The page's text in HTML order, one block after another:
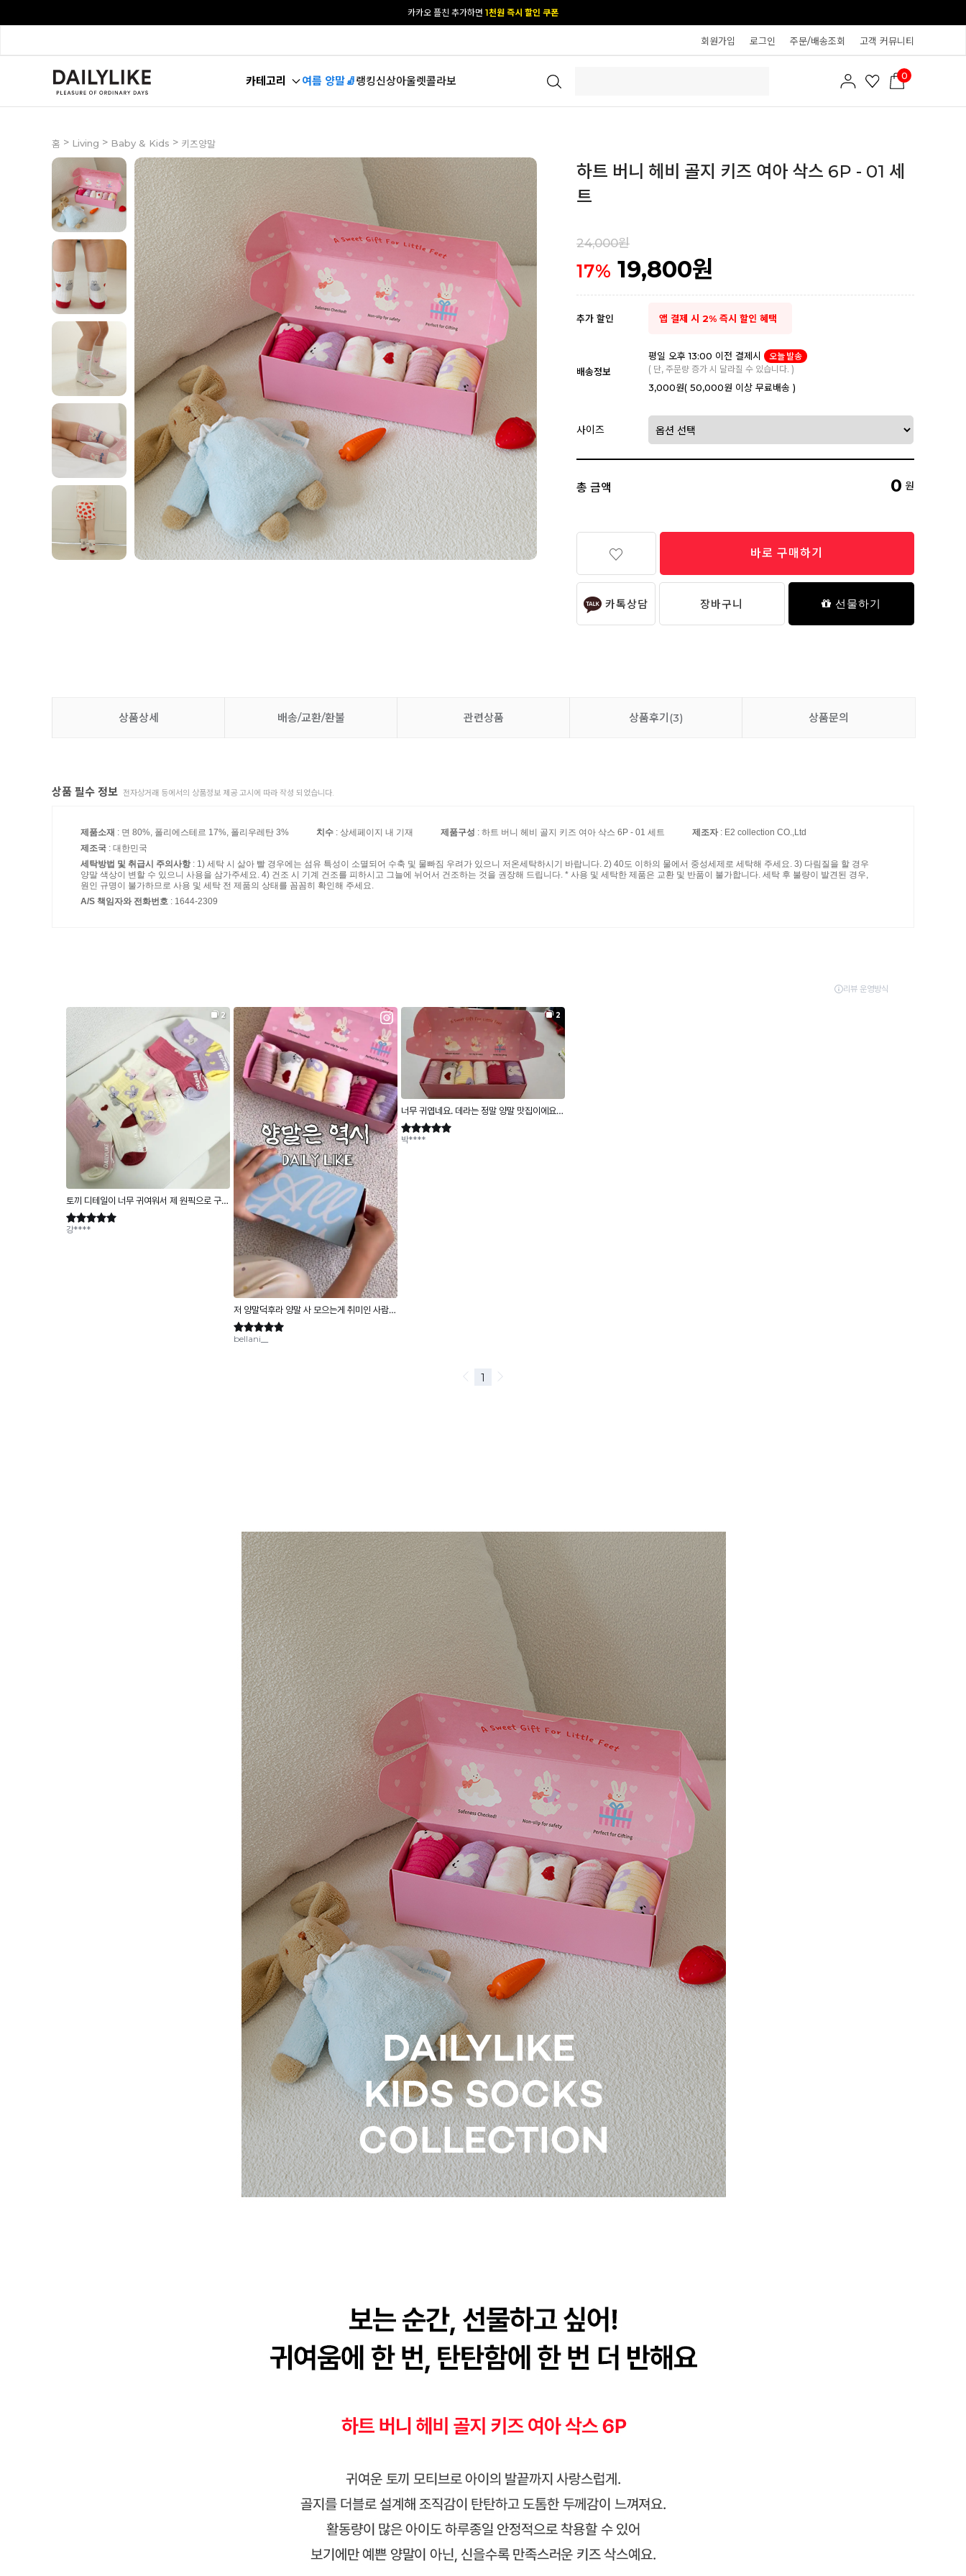
[공식몰 단독] 앱 다운받고2% 결제 할인 받기
회원가입 로그인 주문/배송조회 고객 커뮤니티
카테고리 여름 양말🧦랭킹신상아울렛콜라보 0
홈 > Living > Baby & Kids > 키즈양말
하트 버니 헤비 골지 키즈 여아 삭스 6P - 01 세
트
24,000원
17% 19,800원
추가 할인 앱 결제 시 2% 즉시 할인 혜택
배송정보
평일 오후 13:00 이전 결제시
오늘 발송
( 단, 주문량 증가 시 달라질 수 있습니다. )
3,000원( 50,000원 이상 무료배송 )
사이즈
총 금액 0 원
바로 구매하기
카톡상담 장바구니 선물하기
상품상세 배송/교환/환불 관련상품 상품후기(3) 상품문의
상품 필수 정보 전자상거래 등에서의 상품정보 제공 고시에 따라 작성 되었습니다.
제품소재 : 면 80%, 폴리에스테르 17%, 폴리우레탄 3% 치수 : 상세페이지 내 기재 제품구성 : 하트 버니 헤비 골지 키즈 여아 삭스 6P - 01 세트 제조자: E2 collection CO.,Ltd
제조국 : 대한민국
세탁방법 및 취급시 주의사항: 1) 세탁 시 삶아 빨 경우에는 섬유 특성이 소멸되어 수축 및 물빠짐 우려가 있으니 저온세탁하시기 바랍니다. 2) 40도 이하의 물에서 중성세제로 세탁해 주세요. 3) 다림질을 할 경우
양말 색상이 변할 수 있으니 사용을 삼가주세요. 4) 건조 시 기계 건조를 피하시고 그늘에 뉘어서 건조하는 것을 권장해 드립니다. * 사용 및 세탁한 제품은 교환 및 반품이 불가합니다. 세탁 후 불량이 발견된 경우,
원인 규명이 불가하므로 사용 및 세탁 전 제품의 상태를 꼼꼼히 확인해 주세요.
A/S 책임자와 전화번호 : 1644-2309